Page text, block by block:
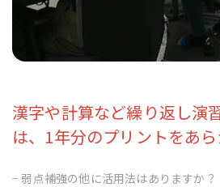
漢字や計算など繰り返し演
は、1年分のプリントをあ
− 弱点補強の他に活用法はありますか？